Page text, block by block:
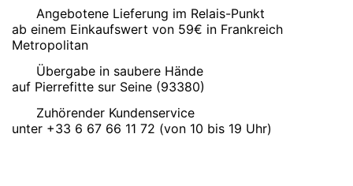
Angebotene Lieferung im Relais-Punkt
ab einem Einkaufswert von 59€ in Frankreich
Metropolitan
Übergabe in saubere Hände
auf Pierrefitte sur Seine (93380)
Zuhörender Kundenservice
unter +33 6 67 66 11 72 (von 10 bis 19 Uhr)